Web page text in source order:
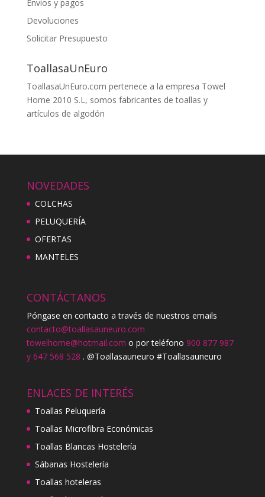
Envios y pagos
Devoluciones
Solicitar Presupuesto
ToallasaUnEuro
ToallasaUnEuro.com pertenece a la empresa Towel
Home 2010 S.L, somos fabricantes de toallas y
artículos de algodón
NOVEDADES
COLCHAS
PELUQUERÍA
OFERTAS
MANTELES
CONTÁCTANOS
Póngase en contacto a través de nuestros emails
contacto@toallasauneuro.com
towelhome@hotmail.com o por teléfono 900 877 987
y 647 568 528 . @Toallasauneuro #Toallasauneuro
ENLACES DE INTERÉS
Toallas Peluquería
Toallas Microfibra Económicas
Toallas Blancas Hostelería
Sábanas Hostelería
Toallas hoteleras